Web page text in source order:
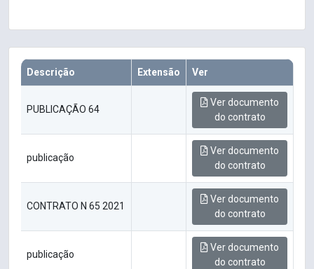
Descrição Extensão Ver
PUBLICAÇÃO 64
Ver documento
do contrato
publicação
Ver documento
do contrato
CONTRATO N 65 2021
Ver documento
do contrato
publicação
Ver documento
do contrato